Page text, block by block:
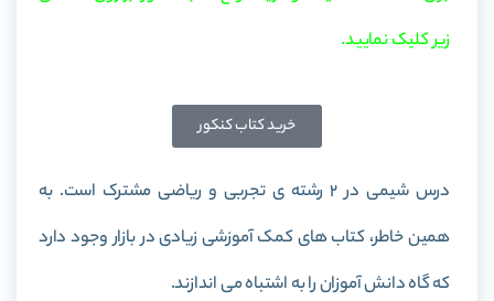
زیر کلیک نمایید.
خرید کتاب کنکور
درس شیمی در 2 رشته ی تجربی و ریاضی مشترک است. به
همین خاطر، کتاب های کمک آموزشی زیادی در بازار وجود دارد
که گاه دانش آموزان را به اشتباه می اندازند.